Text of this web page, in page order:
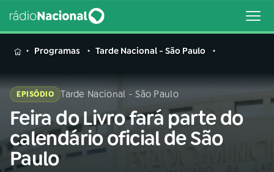
MENU
Buscar
na
Rádio
Nacional
Buscar
Programas Tarde Nacional - São Paulo
EPISÓDIO Tarde Nacional - São Paulo
Feira do Livro fará parte do
calendário oficial de São
Paulo